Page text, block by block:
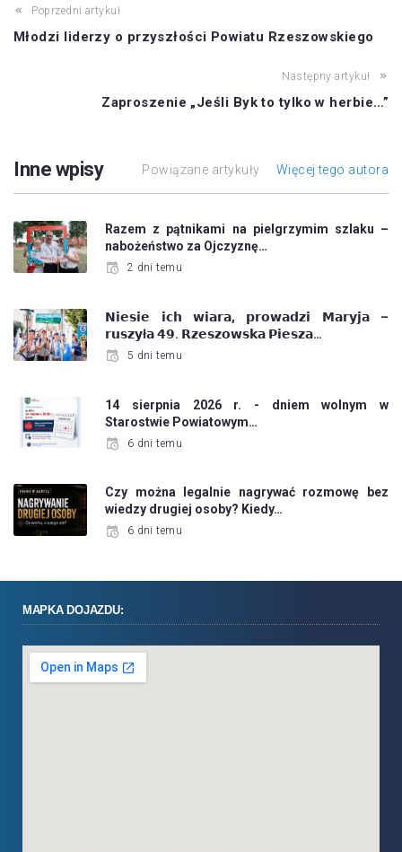
Poprzedni artykuł
Młodzi liderzy o przyszłości Powiatu Rzeszowskiego
Następny artykuł
Zaproszenie „Jeśli Byk to tylko w herbie…”
Inne wpisy Powiązane artykuły Więcej tego autora
Razem z pątnikami na pielgrzymim szlaku –
nabożeństwo za Ojczyznę…
2 dni temu
𝗡𝗶𝗲𝘀𝗶𝗲 𝗶𝗰𝗵 𝘄𝗶𝗮𝗿𝗮, 𝗽𝗿𝗼𝘄𝗮𝗱𝘇𝗶 𝗠𝗮𝗿𝘆𝗷𝗮 –
𝗿𝘂𝘀𝘇𝘆ł𝗮 𝟰𝟵. 𝗥𝘇𝗲𝘀𝘇𝗼𝘄𝘀𝗸𝗮 𝗣𝗶𝗲𝘀𝘇𝗮…
5 dni temu
14 sierpnia 2026 r. - dniem wolnym w
Starostwie Powiatowym…
6 dni temu
Czy można legalnie nagrywać rozmowę bez
wiedzy drugiej osoby? Kiedy…
6 dni temu
MAPKA DOJAZDU: